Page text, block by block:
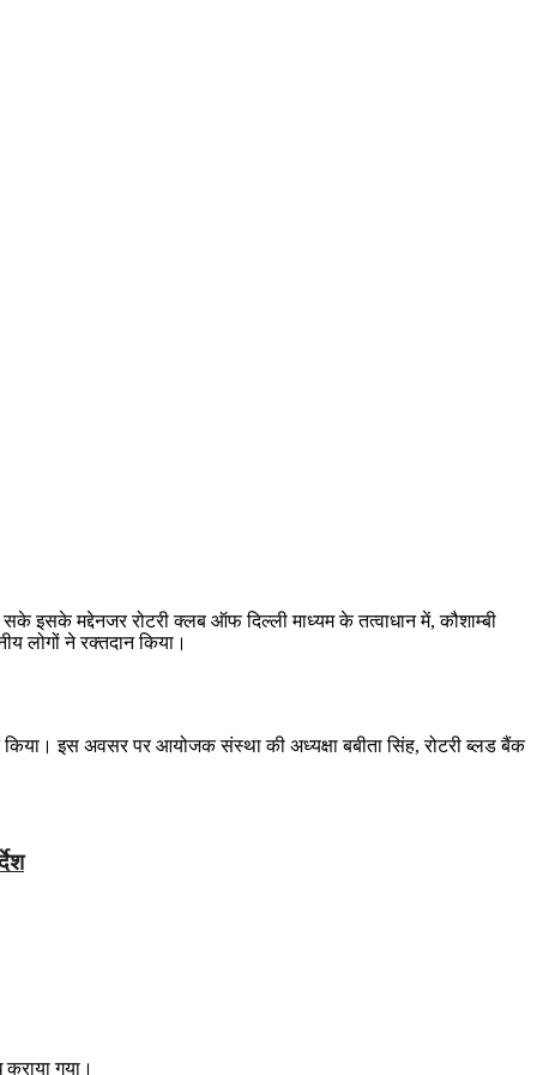
इसके मद्देनजर रोटरी क्लब ऑफ दिल्ली माध्यम के तत्वाधान में, कौशाम्बी
लोगों ने रक्तदान किया।
इस अवसर पर आयोजक संस्था की अध्यक्षा बबीता सिंह, रोटरी ब्लड बैंक
गया।